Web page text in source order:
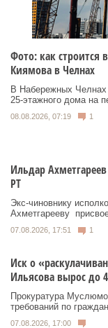
Фото: как строится
Киямова в Челнах
В Набережных Челнах
25‑этажного дома на
08.08.2026, 07:19 1
Ильдар
РТ
Экс‑чиновнику
Ахметгарееву
07.08.2026, 17:51 1
Иск о
Ильясова вырос до
Прокуратура
требований по
07.08.2026, 17:00